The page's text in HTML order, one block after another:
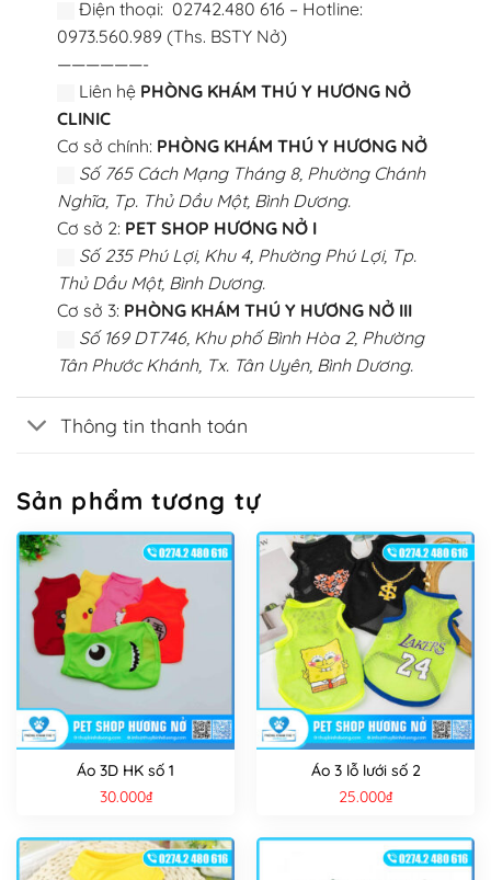
Điện thoại: 02742.480 616 – Hotline:
0973.560.989 (Ths. BSTY Nở)
——————-
Liên hệ PHÒNG KHÁM THÚ Y HƯƠNG NỞ
CLINIC
Cơ sở chính: PHÒNG KHÁM THÚ Y HƯƠNG NỞ
Số 765 Cách Mạng Tháng 8, Phường Chánh
Nghĩa, Tp. Thủ Dầu Một, Bình Dương.
Cơ sở 2: PET SHOP HƯƠNG NỞ I
Số 235 Phú Lợi, Khu 4, Phường Phú Lợi, Tp.
Thủ Dầu Một, Bình Dương.
Cơ sở 3: PHÒNG KHÁM THÚ Y HƯƠNG NỞ III
Số 169 DT746, Khu phố Bình Hòa 2, Phường
Tân Phước Khánh, Tx. Tân Uyên, Bình Dương.
Thông tin thanh toán
Sản phẩm tương tự
Áo 3D HK số 1
30.000₫
Áo 3 lỗ lưới số 2
25.000₫